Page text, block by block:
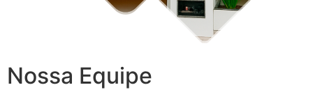
Nossa Equipe